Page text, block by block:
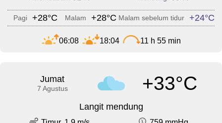
Pagi +28°C Malam +28°C Malam sebelum tidur +24°C
06:08 18:04 11 h 55 min
Jumat
7 Agustus +33°C
Langit mendung